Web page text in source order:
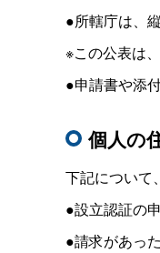
●所轄庁は、
※この公表は
●申請書や添
個人の
下記について
●設立認証の
●請求があっ